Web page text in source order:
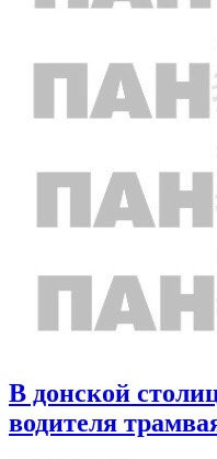
В донской
водителя